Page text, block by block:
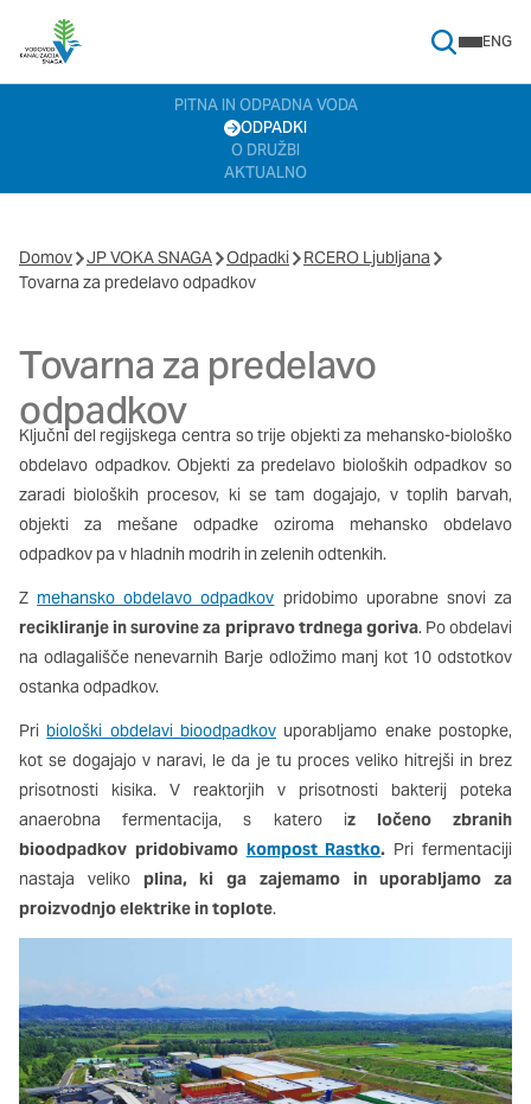
ENG
PITNA IN ODPADNA VODA
ODPADKI
O DRUŽBI
AKTUALNO
Search Menu
Domov JP VOKA SNAGA Odpadki
RCERO Ljubljana
Tovarna za predelavo odpadkov
Tovarna za predelavo
odpadkov
Ključni del regijskega centra so trije objekti za mehansko-biološko
obdelavo odpadkov. Objekti za predelavo bioloških odpadkov so
zaradi bioloških procesov, ki se tam dogajajo, v toplih barvah,
objekti za mešane odpadke oziroma mehansko obdelavo
odpadkov pa v hladnih modrih in zelenih odtenkih.
Z mehansko obdelavo odpadkov pridobimo uporabne snovi za
recikliranje in surovine za pripravo trdnega goriva. Po obdelavi
na odlagališče nenevarnih Barje odložimo manj kot 10 odstotkov
ostanka odpadkov.
Pribiološki obdelavi bioodpadkov uporabljamo enake postopke,
kot se dogajajo v naravi, le da je tu proces veliko hitrejši in brez
prisotnosti kisika. V reaktorjih v prisotnosti bakterij poteka
anaerobna fermentacija, s katero iz ločeno zbranih
bioodpadkov pridobivamo kompost Rastko. Pri fermentaciji
nastaja veliko plina, ki ga zajemamo in uporabljamo za
proizvodnjo elektrike in toplote.
Nastavitve piškotkov
Ko obiščete katero koli spletno mesto, mesto lahko shrani ali
nastavitve, vašo napravo ali pa skrbijo, da vaše spletno mesto
deluje v skladu z vašimi pričakovanji. Te informacije običajno ne
Nekatere vrste piškotkov lahko zavrnete. Klikajte različna
imena kategorij, da si ogledate več informacij in spremenite
privzete nastavitve. Blokiranje določenih vrst piškotkov vpliva
na vašo uporabo tega spletnega mesta in naše storitve. Več
informacij
Obvezni piškotki
Ti piškotki so nujni za delovanje spletnega mesta, zato jih v
samo kot odziv na vaša dejanja, ki vodijo do storitvenih zahtev,
na primer nastavitev zasebnosti, prijava ali izpolnjevanje
obrazcev. Na voljo imate nastavitev, da brskalnik blokira te
piškotke ali vas opozori na njih. V tem primeru nekateri deli
spletnega mesta ne bodo delovali.
Vedno aktivni
Piškotki za učinkovitost delovanja
S temi piškotki štejemo obiske in izvor prometa, da lahko
merimo in izboljšamo učinkovitost delovanja našega spletnega
mesta. Z njimi prepoznamo, katera mesta so najbolj in najmanj
priljubljena, in opazujemo, kako se obiskovalci pomikajo po
spletnem mestu. Podatki, ki jih piškotki zbirajo, so združeni in
anonimni. Če uporabo teh piškotkov zavrnete, ne bomo vedeli,
kdaj ste obiskali naše spletno mesto.
Piškotki za ciljno usmerjenost
Te piškotke nastavijo naši oglaševalski partnerji. Partnerska
oglaševalska podjetja jih lahko uporabljajo za izdelavo profila
vaših interesov, ki ga nato uporabijo za prikazovanje ustreznih